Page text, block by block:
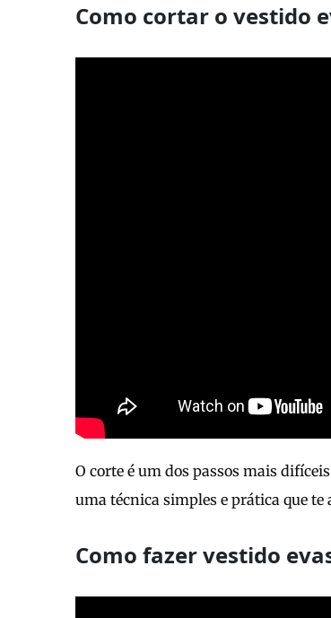
Como cortar o vestido
O corte é um dos passos mais
uma técnica simples e prática que te
Como fazer vestido